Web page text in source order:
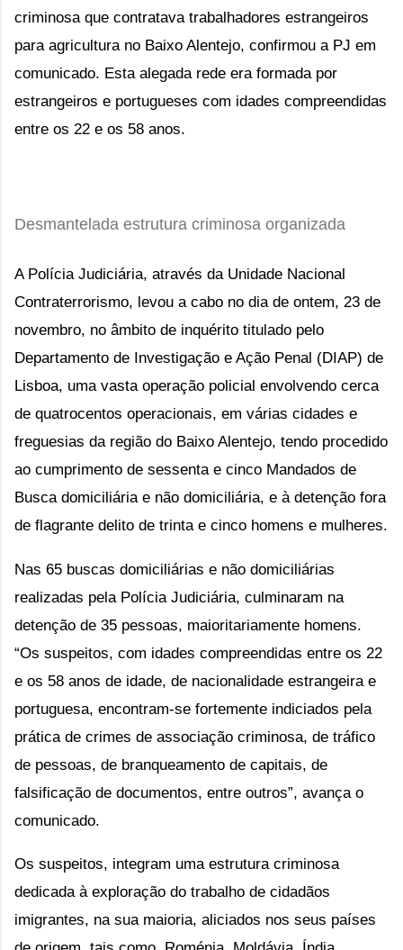
criminosa que contratava trabalhadores estrangeiros
para agricultura no Baixo Alentejo, confirmou a PJ em
comunicado. Esta alegada rede era formada por
estrangeiros e portugueses com idades compreendidas
entre os 22 e os 58 anos.
Desmantelada estrutura criminosa organizada
A Polícia Judiciária, através da Unidade Nacional
Contraterrorismo, levou a cabo no dia de ontem, 23 de
novembro, no âmbito de inquérito titulado pelo
Departamento de Investigação e Ação Penal (DIAP) de
Lisboa, uma vasta operação policial envolvendo cerca
de quatrocentos operacionais, em várias cidades e
freguesias da região do Baixo Alentejo, tendo procedido
ao cumprimento de sessenta e cinco Mandados de
Busca domiciliária e não domiciliária, e à detenção fora
de flagrante delito de trinta e cinco homens e mulheres.
Nas 65 buscas domiciliárias e não domiciliárias
realizadas pela Polícia Judiciária, culminaram na
detenção de 35 pessoas, maioritariamente homens.
“Os suspeitos, com idades compreendidas entre os 22
e os 58 anos de idade, de nacionalidade estrangeira e
portuguesa, encontram-se fortemente indiciados pela
prática de crimes de associação criminosa, de tráfico
de pessoas, de branqueamento de capitais, de
falsificação de documentos, entre outros”, avança o
comunicado.
Os suspeitos, integram uma estrutura criminosa
dedicada à exploração do trabalho de cidadãos
imigrantes, na sua maioria, aliciados nos seus países